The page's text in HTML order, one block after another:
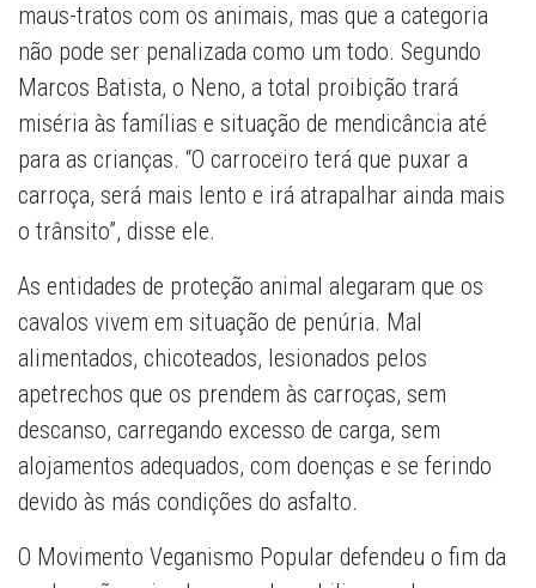
maus-tratos com os animais, mas que a categoria
não pode ser penalizada como um todo. Segundo
Marcos Batista, o Neno, a total proibição trará
miséria às famílias e situação de mendicância até
para as crianças. “O carroceiro terá que puxar a
carroça, será mais lento e irá atrapalhar ainda mais
o trânsito”, disse ele.
As entidades de proteção animal alegaram que os
cavalos vivem em situação de penúria. Mal
alimentados, chicoteados, lesionados pelos
apetrechos que os prendem às carroças, sem
descanso, carregando excesso de carga, sem
alojamentos adequados, com doenças e se ferindo
devido às más condições do asfalto.
O Movimento Veganismo Popular defendeu o fim da